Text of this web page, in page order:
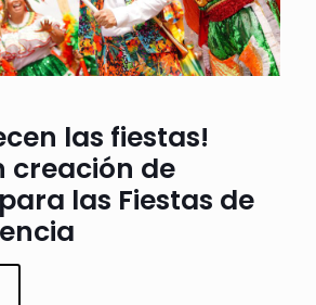
las fiestas!
creación de
las Fiestas de